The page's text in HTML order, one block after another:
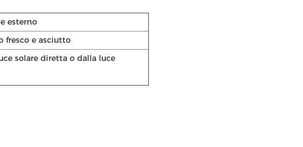
esterno
fresco e asciutto
solare diretta o dalla luce